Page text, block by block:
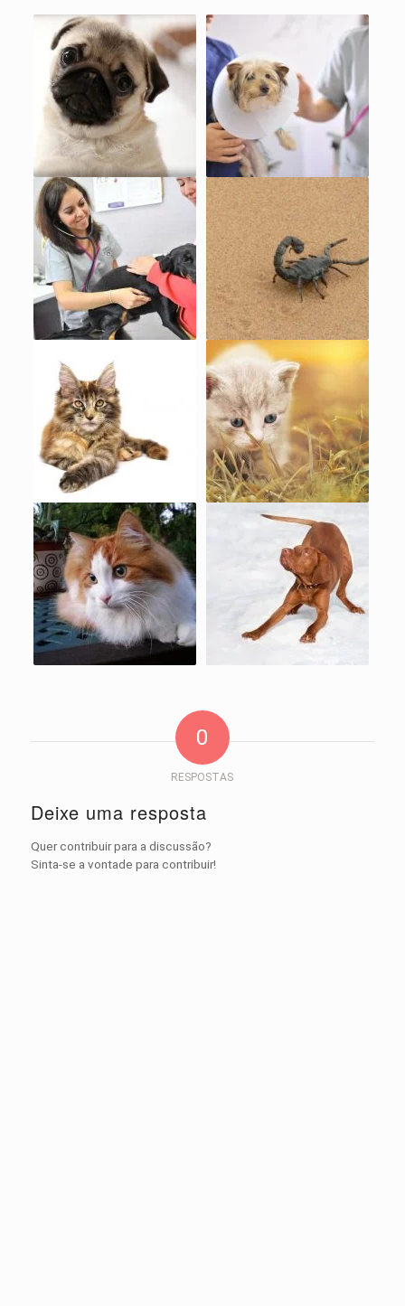
0
RESPOSTAS
Deixe uma resposta
Quer contribuir para a discussão?
Sinta-se a vontade para contribuir!